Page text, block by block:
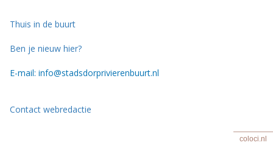
Thuis in de buurt
Ben je nieuw hier?
E-mail: info@stadsdorprivierenbuurt.nl
Contact webredactie
coloci.nl